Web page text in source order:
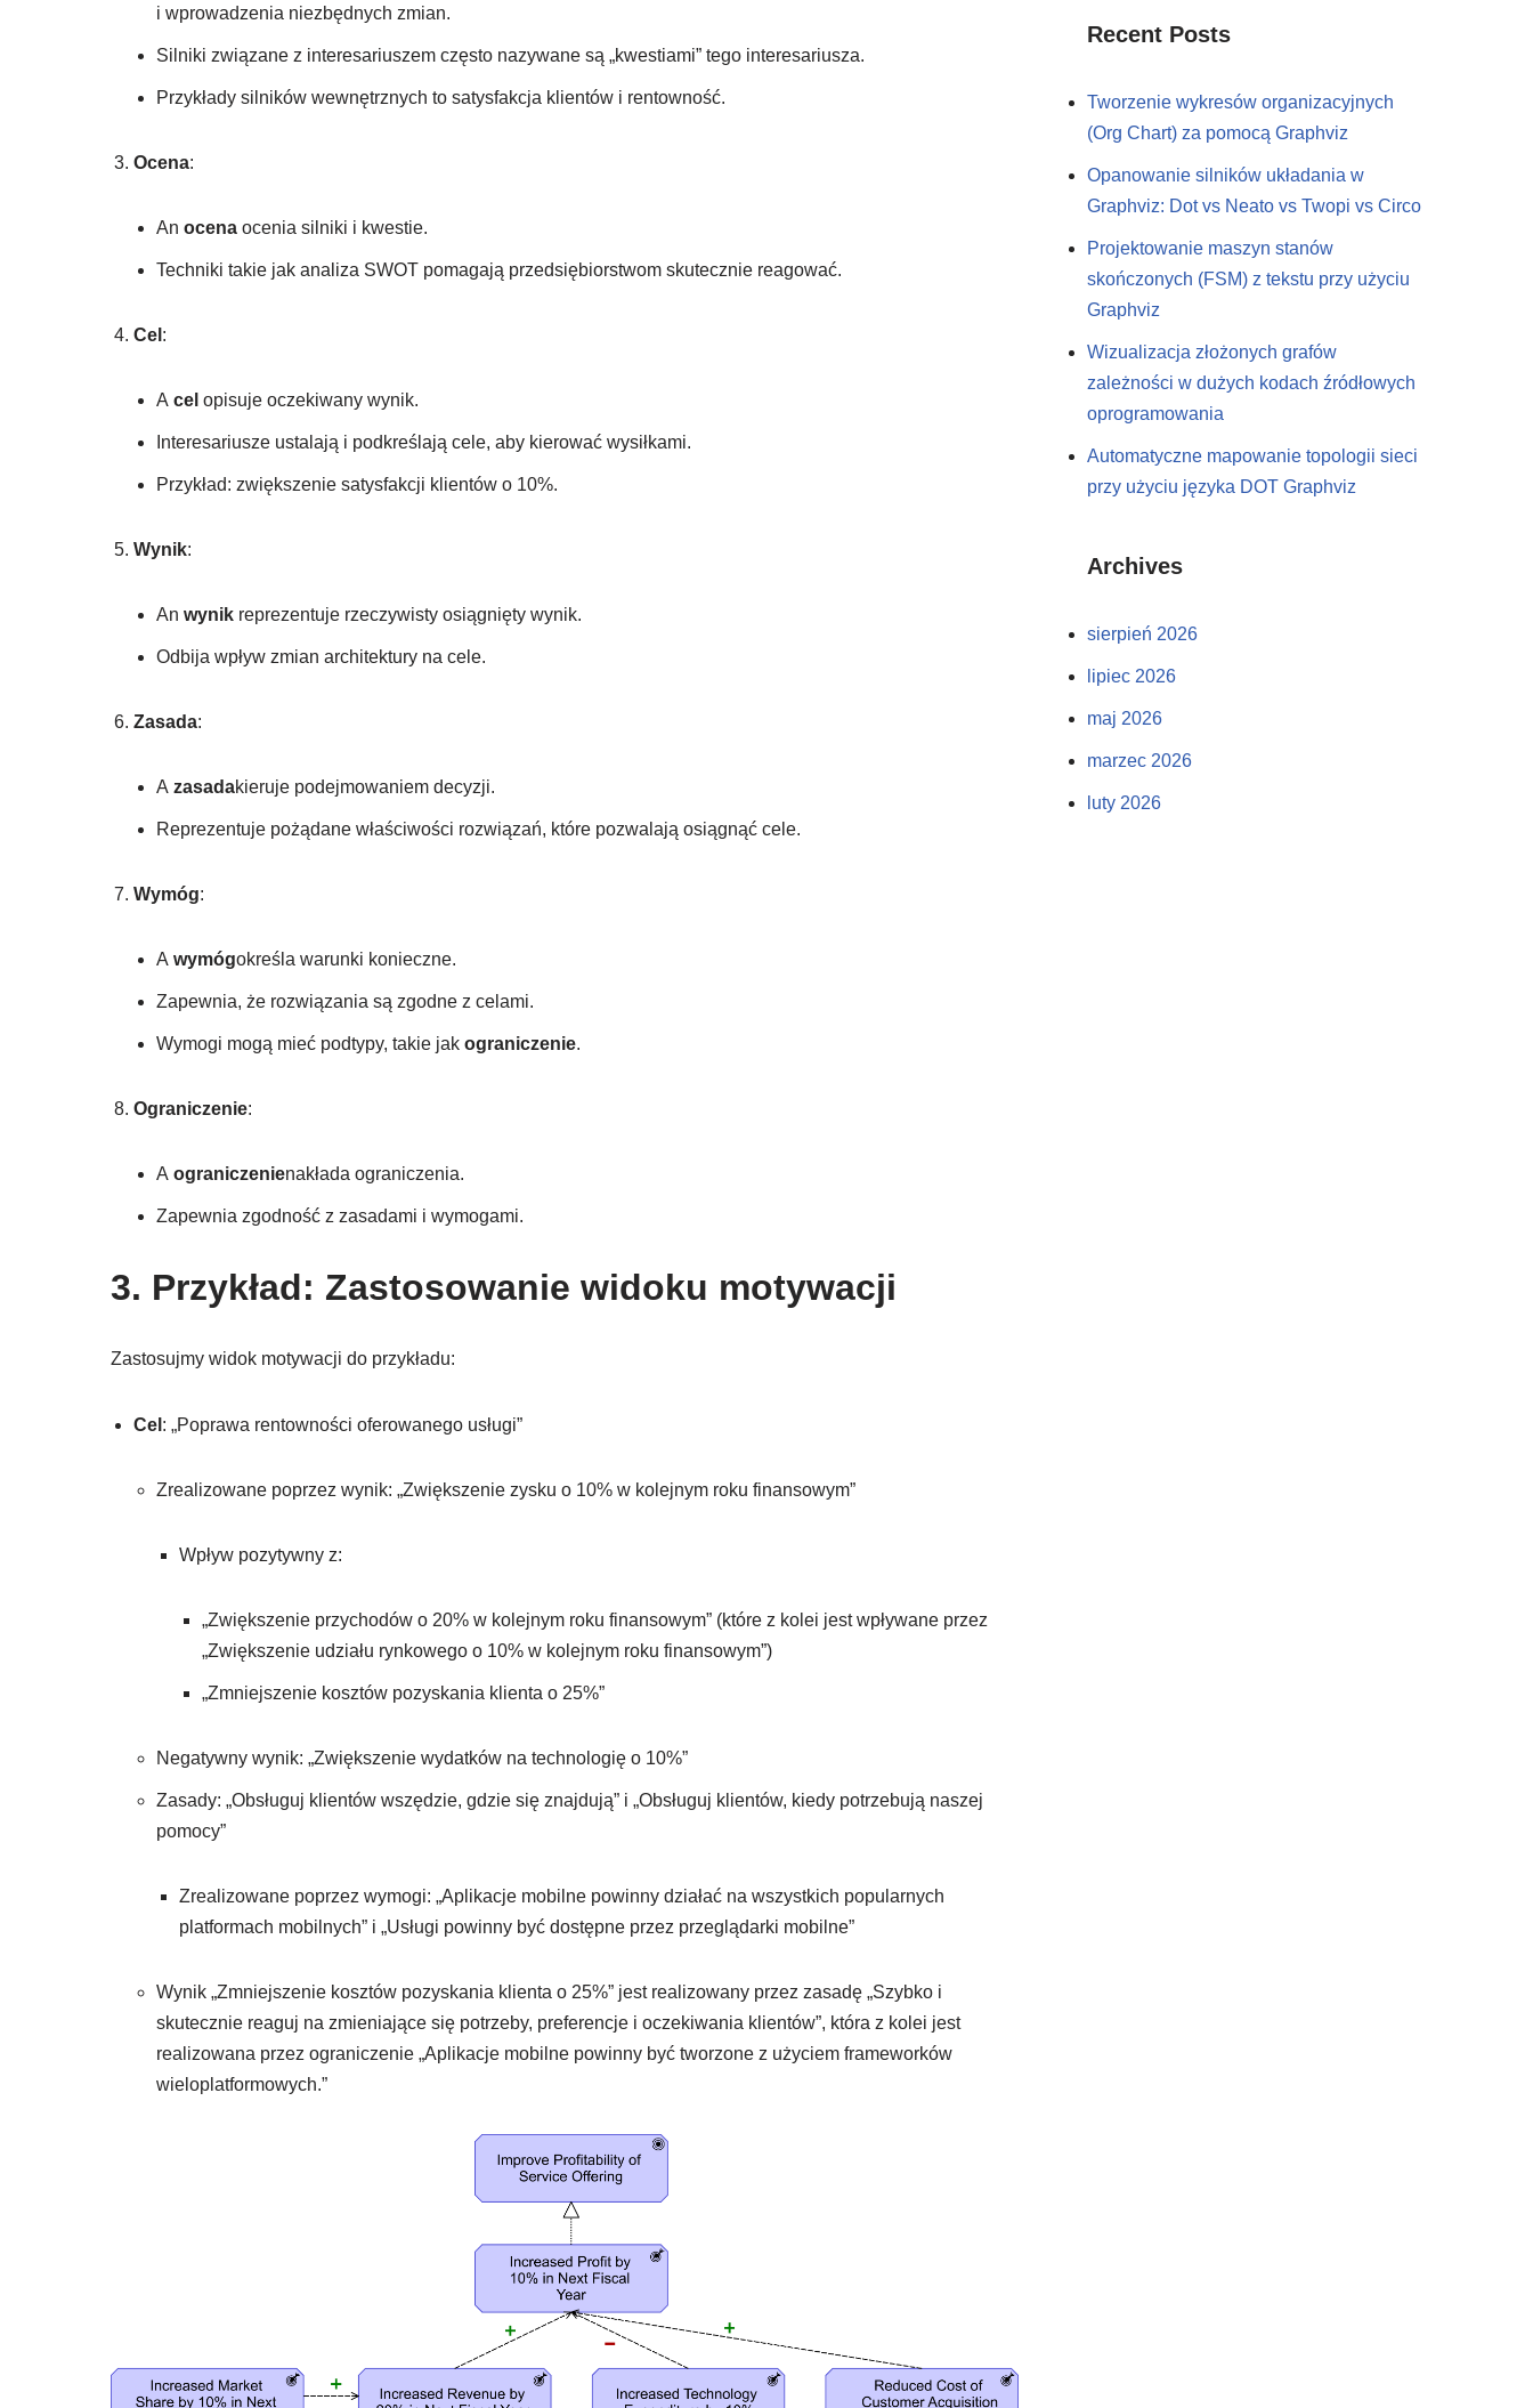
i wprowadzenia niezbędnych zmian.
Silniki związane z interesariuszem często nazywane są „kwestiami” tego interesariusza.
Przykłady silników wewnętrznych to satysfakcja klientów i rentowność.
Ocena:
An ocena ocenia silniki i kwestie.
Techniki takie jak analiza SWOT pomagają przedsiębiorstwom skutecznie reagować.
Cel :
A cel opisuje oczekiwany wynik.
Interesariusze ustalają i podkreślają cele, aby kierować wysiłkami.
Przykład: zwiększenie satysfakcji klientów o 10%.
Wynik:
An wynik reprezentuje rzeczywisty osiągnięty wynik.
Odbija wpływ zmian architektury na cele.
Zasada:
A zasadakieruje podejmowaniem decyzji.
Reprezentuje pożądane właściwości rozwiązań, które pozwalają osiągnąć cele.
Wymóg:
A wymógokreśla warunki konieczne.
Zapewnia, że rozwiązania są zgodne z celami.
Wymogi mogą mieć podtypy, takie jak ograniczenie.
Ograniczenie:
A ograniczenienakłada ograniczenia.
Zapewnia zgodność z zasadami i wymogami.
3. Przykład: Zastosowanie widoku motywacji
Zastosujmy widok motywacji do przykładu:
Cel : „Poprawa rentowności oferowanego usługi”
Zrealizowane poprzez wynik: „Zwiększenie zysku o 10% w kolejnym roku finansowym”
Wpływ pozytywny z:
„Zwiększenie przychodów o 20% w kolejnym roku finansowym” (które z kolei jest wpływane przez
„Zwiększenie udziału rynkowego o 10% w kolejnym roku finansowym”)
„Zmniejszenie kosztów pozyskania klienta o 25%”
Negatywny wynik: „Zwiększenie wydatków na technologię o 10%”
Zasady: „Obsługuj klientów wszędzie, gdzie się znajdują” i „Obsługuj klientów, kiedy potrzebują naszej
pomocy”
Zrealizowane poprzez wymogi: „Aplikacje mobilne powinny działać na wszystkich popularnych
platformach mobilnych” i „Usługi powinny być dostępne przez przeglądarki mobilne”
Wynik „Zmniejszenie kosztów pozyskania klienta o 25%” jest realizowany przez zasadę „Szybko i
skutecznie reaguj na zmieniające się potrzeby, preferencje i oczekiwania klientów”, która z kolei jest
realizowana przez ograniczenie „Aplikacje mobilne powinny być tworzone z użyciem frameworków
wieloplatformowych.”
Recent Posts
Tworzenie wykresów organizacyjnych
(Org Chart) za pomocą Graphviz
Opanowanie silników układania w
Graphviz: Dot vs Neato vs Twopi vs Circo
Projektowanie maszyn stanów
skończonych (FSM) z tekstu przy użyciu
Graphviz
Wizualizacja złożonych grafów
zależności w dużych kodach źródłowych
oprogramowania
Automatyczne mapowanie topologii sieci
przy użyciu języka DOT Graphviz
Archives
sierpień 2026
lipiec 2026
maj 2026
marzec 2026
luty 2026